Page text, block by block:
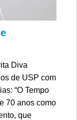
Diva
de USP com
“O Tempo
70 anos como
que